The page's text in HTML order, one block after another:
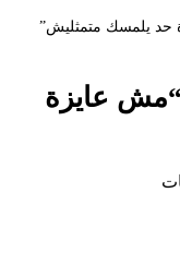
حد يلمسك متمثليش”
“مش عايزة